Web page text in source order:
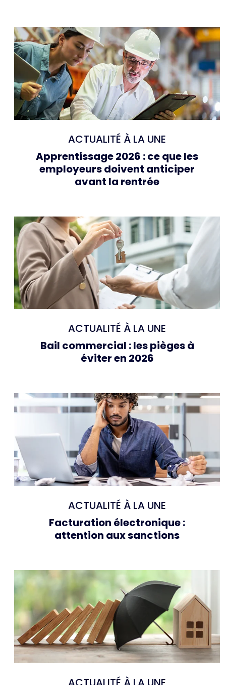
ACTUALITÉ À LA UNE
Apprentissage 2026 : ce que les
employeurs doivent anticiper
avant la rentrée
ACTUALITÉ À LA UNE
Bail commercial : les pièges à
éviter en 2026
ACTUALITÉ À LA UNE
Facturation électronique :
attention aux sanctions